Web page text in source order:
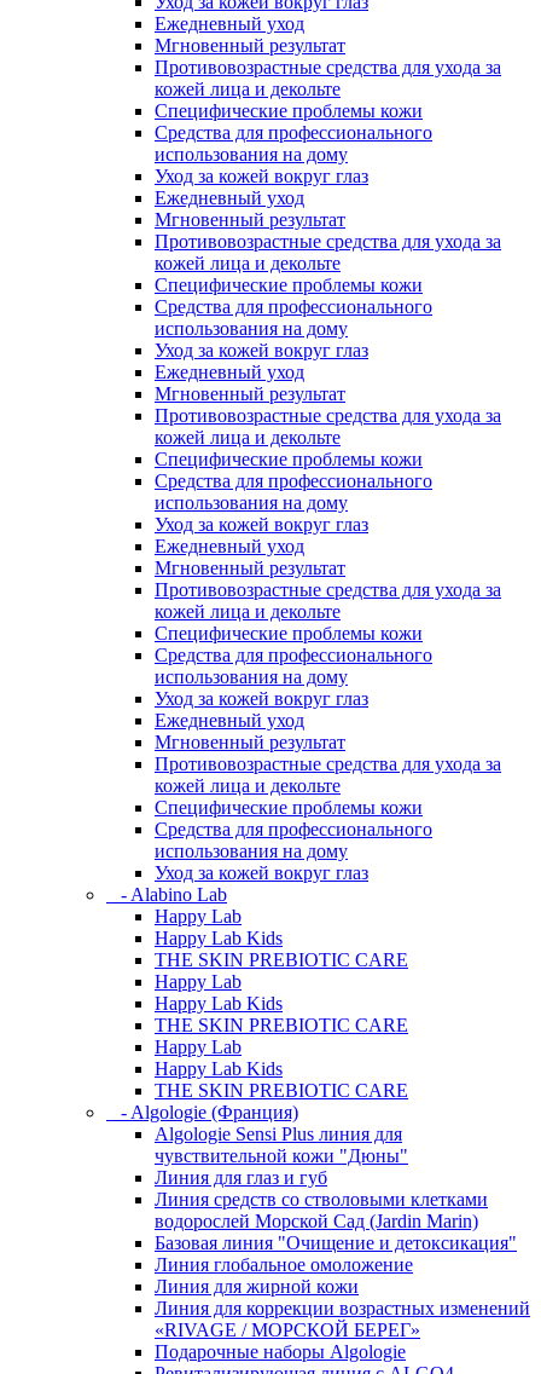
Ежедневный уход
Мгновенный результат
Противовозрастные средства для ухода за
кожей лица и декольте
Специфические проблемы кожи
Средства для профессионального
использования на дому
Уход за кожей вокруг глаз
Ежедневный уход
Мгновенный результат
Противовозрастные средства для ухода за
кожей лица и декольте
Специфические проблемы кожи
Средства для профессионального
использования на дому
Уход за кожей вокруг глаз
Ежедневный уход
Мгновенный результат
Противовозрастные средства для ухода за
кожей лица и декольте
Специфические проблемы кожи
Средства для профессионального
использования на дому
Уход за кожей вокруг глаз
Ежедневный уход
Мгновенный результат
Противовозрастные средства для ухода за
кожей лица и декольте
Специфические проблемы кожи
Средства для профессионального
использования на дому
Уход за кожей вокруг глаз
Ежедневный уход
Мгновенный результат
Противовозрастные средства для ухода за
кожей лица и декольте
Специфические проблемы кожи
Средства для профессионального
использования на дому
Уход за кожей вокруг глаз
- Alabino Lab
Happy Lab
Happy Lab Kids
THE SKIN PREBIOTIC CARE
Happy Lab
Happy Lab Kids
THE SKIN PREBIOTIC CARE
Happy Lab
Happy Lab Kids
THE SKIN PREBIOTIC CARE
- Algologie (Франция)
Algologie Sensi Plus линия для
чувcтвительной кожи "Дюны"
Линия для глаз и губ
Линия средств со стволовыми клетками
водорослей Морской Сад (Jardin Marin)
Базовая линия "Очищение и детоксикация"
Линия глобальное омоложение
Линия для жирной кожи
Линия для коррекции возрастных изменений
«RIVAGE / МОРСКОЙ БЕРЕГ»
Подарочные наборы Algologie